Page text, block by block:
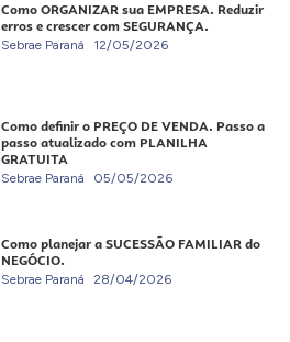
Como ORGANIZAR sua EMPRESA. Reduzir
erros e crescer com SEGURANÇA.
Sebrae Paraná 12/05/2026
Como definir o PREÇO DE VENDA. Passo a
passo atualizado com PLANILHA
GRATUITA
Sebrae Paraná 05/05/2026
Como planejar a SUCESSÃO FAMILIAR do
NEGÓCIO.
Sebrae Paraná 28/04/2026